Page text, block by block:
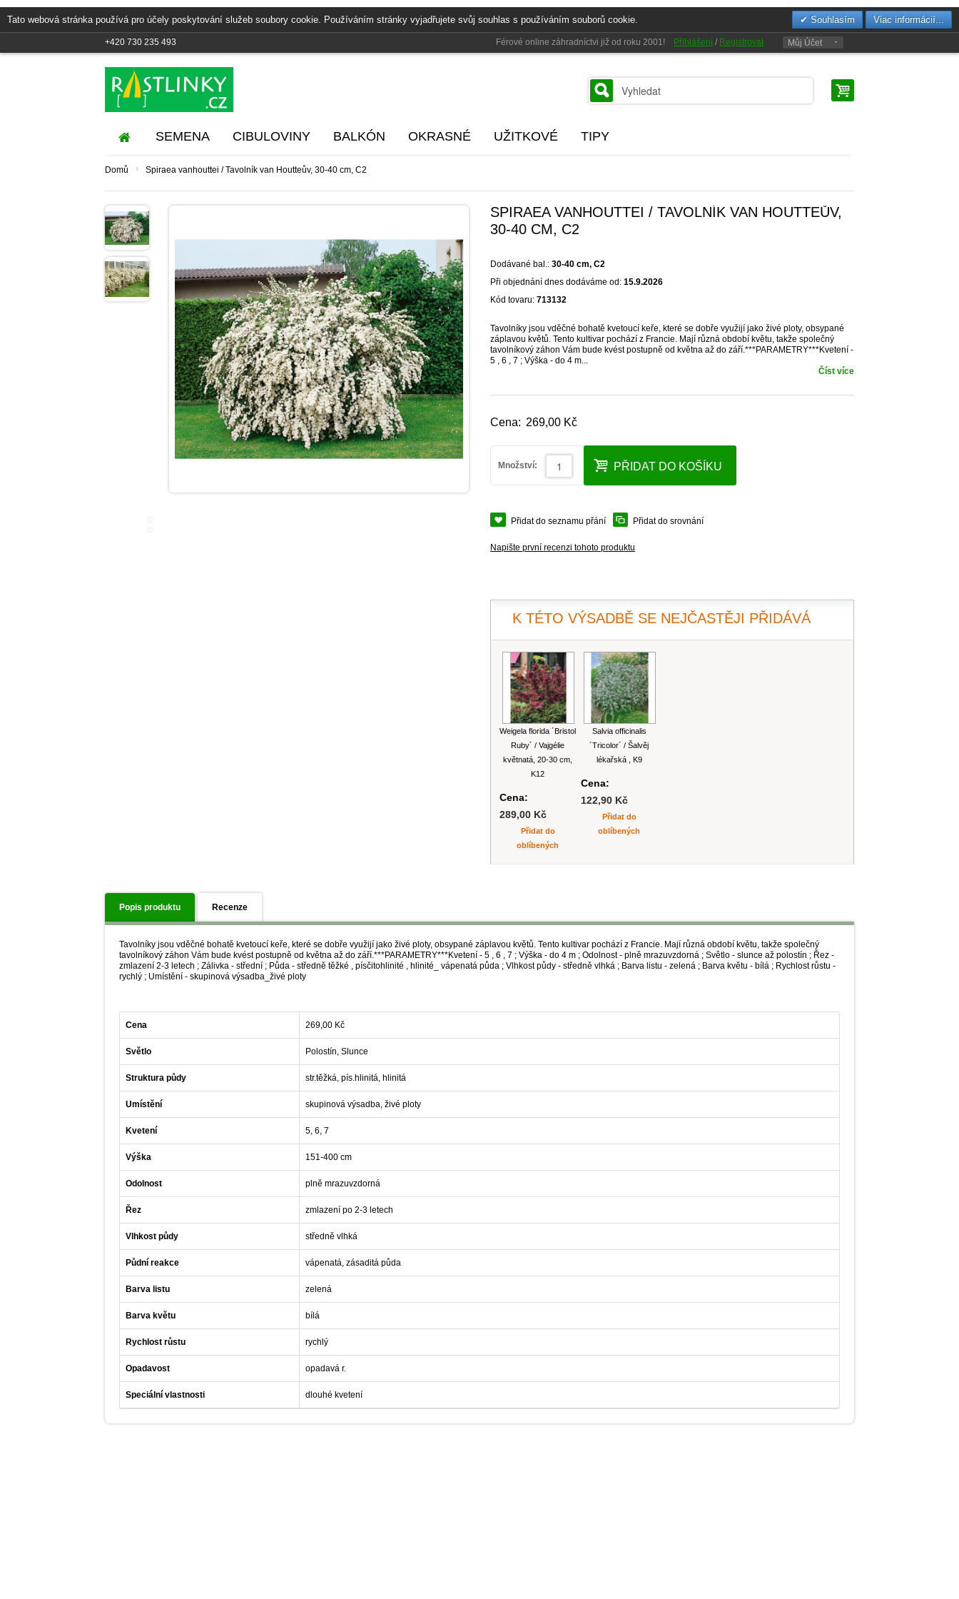
Tato webová stránka používá pro účely poskytování služeb soubory cookie. Používáním stránky vyjadřujete svůj souhlas s používáním souborů cookie. Souhlasím Viac informácií...
+420 730 235 493 Férové online záhradníctvi již od roku 2001! Přihlášení / Registrovat Můj Účet
SEMENA CIBULOVINY BALKÓN OKRASNÉ UŽITKOVÉ TIPY
Domů › Spiraea vanhouttei / Tavolník van Houtteův, 30-40 cm, C2
SPIRAEA VANHOUTTEI / TAVOLNÍK VAN HOUTTEŮV,
30-40 CM, C2
Dodávané bal.: 30-40 cm, C2
Při objednání dnes dodáváme od: 15.9.2026
Kód tovaru: 713132
Tavolníky jsou vděčné bohatě kvetoucí keře, které se dobře využijí jako živé ploty, obsypané
záplavou květů. Tento kultivar pochází z Francie. Mají různá období květu, takže společný
tavolníkový záhon Vám bude kvést postupně od května až do září.***PARAMETRY***Kvetení -
5 , 6 , 7 ; Výška - do 4 m...
Číst více
Cena: 269,00 Kč
Množství: PŘIDAT DO KOŠÍKU
Přidat do seznamu přání Přidat do srovnání
Napište první recenzi tohoto produktu
K TÉTO VÝSADBĚ SE NEJČASTĚJI PŘIDÁVÁ
Weigela florida ´Bristol
Ruby´ / Vajgélie
květnatá, 20-30 cm,
K12
Cena:
289,00 Kč
Přidat do
oblíbených
Salvia officinalis
´Tricolor´ / Šalvěj
lékařská , K9
Cena:
122,90 Kč
Přidat do
oblíbených
Popis produktu Recenze
Tavolníky jsou vděčné bohatě kvetoucí keře, které se dobře využijí jako živé ploty, obsypané záplavou květů. Tento kultivar pochází z Francie. Mají různá období květu, takže společný
tavolníkový záhon Vám bude kvést postupně od května až do září.***PARAMETRY***Kvetení - 5 , 6 , 7 ; Výška - do 4 m ; Odolnost - plně mrazuvzdorná ; Světlo - slunce až polostín ; Řez -
zmlazení 2-3 letech ; Zálivka - střední ; Půda - středně těžké , písčitohlinité , hlinité_ vápenatá půda ; Vlhkost půdy - středně vlhká ; Barva listu - zelená ; Barva květu - bílá ; Rychlost růstu -
rychlý ; Umístění - skupinová výsadba_živé ploty
Cena 269,00 Kč
Světlo Polostín, Slunce
Struktura půdy str.těžká, pís.hlinitá, hlinitá
Umístění skupinová výsadba, živé ploty
Kvetení 5, 6, 7
Výška 151-400 cm
Odolnost plně mrazuvzdorná
Řez zmlazení po 2-3 letech
Vlhkost půdy středně vlhká
Půdní reakce vápenatá, zásaditá půda
Barva listu zelená
Barva květu bílá
Rychlost růstu rychlý
Opadavost opadavá r.
Speciální vlastnosti dlouhé kvetení